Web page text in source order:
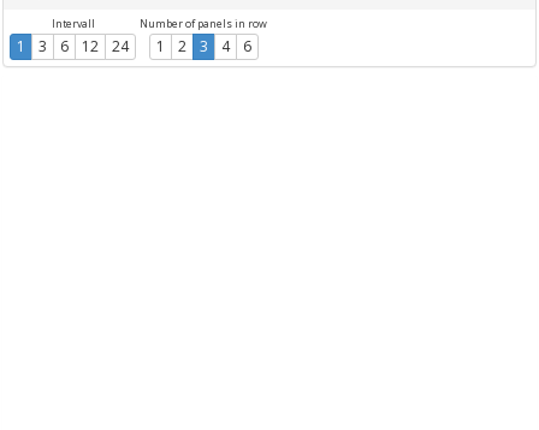
Intervall
1 3 6 12 24
Number of panels in row
1 2 3 4 6